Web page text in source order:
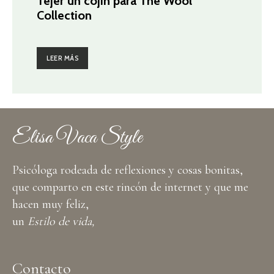
Collection
LEER MÁS
Elisa Vaca Style
Psicóloga rodeada de reflexiones y cosas bonitas,
que comparto en este rincón de internet y que me
hacen muy feliz,
un Estilo de vida,
Contacto